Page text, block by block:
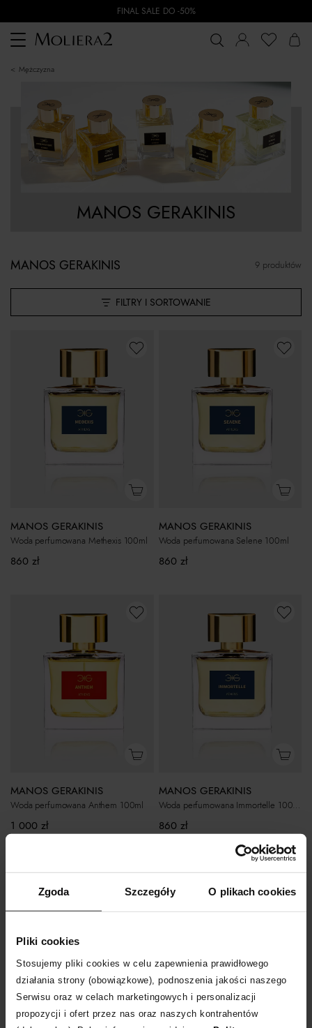
Zgoda Szczegóły O plikach cookies
Pliki cookies
Stosujemy pliki cookies w celu zapewnienia prawidłowego
działania strony (obowiązkowe), podnoszenia jakości naszego
Serwisu oraz w celach marketingowych i personalizacji
propozycji i ofert przez nas oraz naszych kontrahentów
FINAL SALE DO -50%
Toggle
navigation
mężczyzna
MANOS GERAKINIS
FILTRY I SORTOWANIE
9 produktów
MANOS GERAKINIS
MANOS GERAKINIS
Woda perfumowana Methexis 100ml
860 zł
MANOS GERAKINIS
Woda perfumowana Selene 100ml
860 zł
MANOS GERAKINIS
Woda perfumowana Anthem 100ml
1 000 zł
MANOS GERAKINIS
Woda perfumowana Immortelle 100ml
860 zł